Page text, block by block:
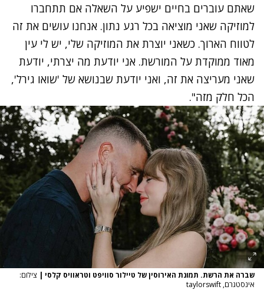
שאתם עוברים בחיים ישפיע על השאלה אם תתחברו
למוזיקה שאני מוציאה בכל רגע נתון. אנחנו עושים את זה
לטווח הארוך. כשאני יוצרת את המוזיקה שלי, יש לי עין
מאוד ממוקדת על המורשת. אני יודעת מה יצרתי, יודעת
שאני מעריצה את זה, ואני יודעת שבנושא של 'שואו גירל',
הכל חלק מזה".
שברה את הרשת. תמונת האירוסין של טיילור סוויפט וטראוויס קלסי | צילום:
אינסטגרם, taylorswift